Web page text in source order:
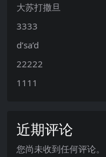
大苏打撒旦
3333
d’sa’d
22222
1111
近期评论
您尚未收到任何评论。